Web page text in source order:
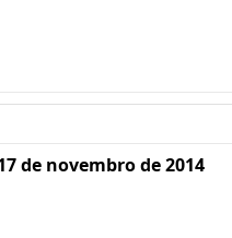
de novembro de 2014